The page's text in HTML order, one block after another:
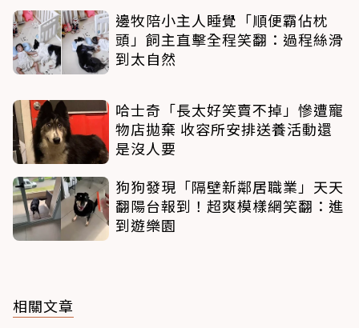
邊牧陪小主人睡覺「順便霸佔枕
頭」飼主直擊全程笑翻：過程絲滑
到太自然
哈士奇「長太好笑賣不掉」慘遭寵
物店拋棄 收容所安排送養活動還
是沒人要
狗狗發現「隔壁新鄰居職業」天天
翻陽台報到！超爽模樣網笑翻：進
到遊樂園
相關文章